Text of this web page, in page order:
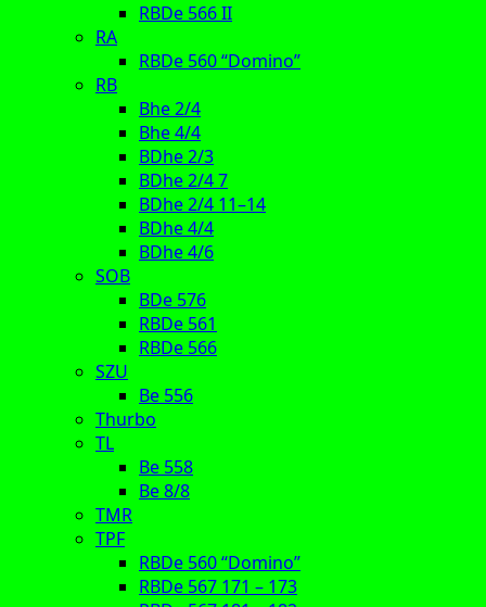
RBDe 566 II
RA
RBDe 560 “Domino”
RB
Bhe 2/4
Bhe 4/4
BDhe 2/3
BDhe 2/4 7
BDhe 2/4 11–14
BDhe 4/4
BDhe 4/6
SOB
BDe 576
RBDe 561
RBDe 566
SZU
Be 556
Thurbo
TL
Be 558
Be 8/8
TMR
TPF
RBDe 560 “Domino”
RBDe 567 171 – 173